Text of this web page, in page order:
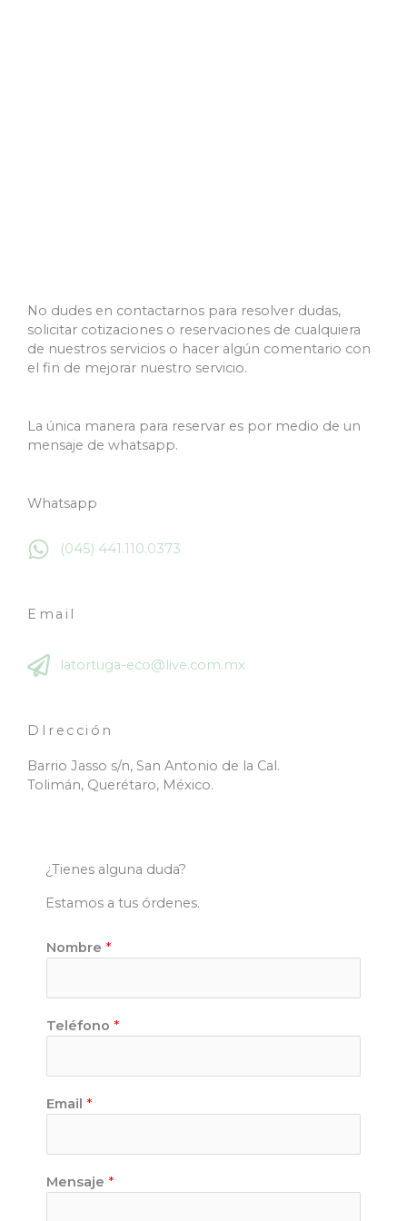
No dudes en contactarnos para resolver dudas,
solicitar cotizaciones o reservaciones de cualquiera
de nuestros servicios o hacer algún comentario con
el fin de mejorar nuestro servicio.
La única manera para reservar es por medio de un
mensaje de whatsapp.
Whatsapp
(045) 441.110.0373
Email
latortuga-eco@live.com.mx
DIrección
Barrio Jasso s/n, San Antonio de la Cal.
Tolimán, Querétaro, México.
¿Tienes alguna duda?
Estamos a tus órdenes.
Nombre *
Teléfono *
Email *
Mensaje *